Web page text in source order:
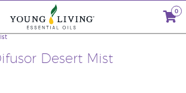
0
Desert Mist